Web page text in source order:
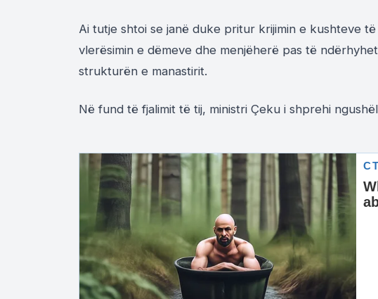
Ai tutje shtoi se janë duke pritur krijimin e kushteve
vlerësimin e dëmeve dhe menjëherë pas të
strukturën e manastirit.
Në fund të fjalimit të tij, ministri Çeku i shprehi